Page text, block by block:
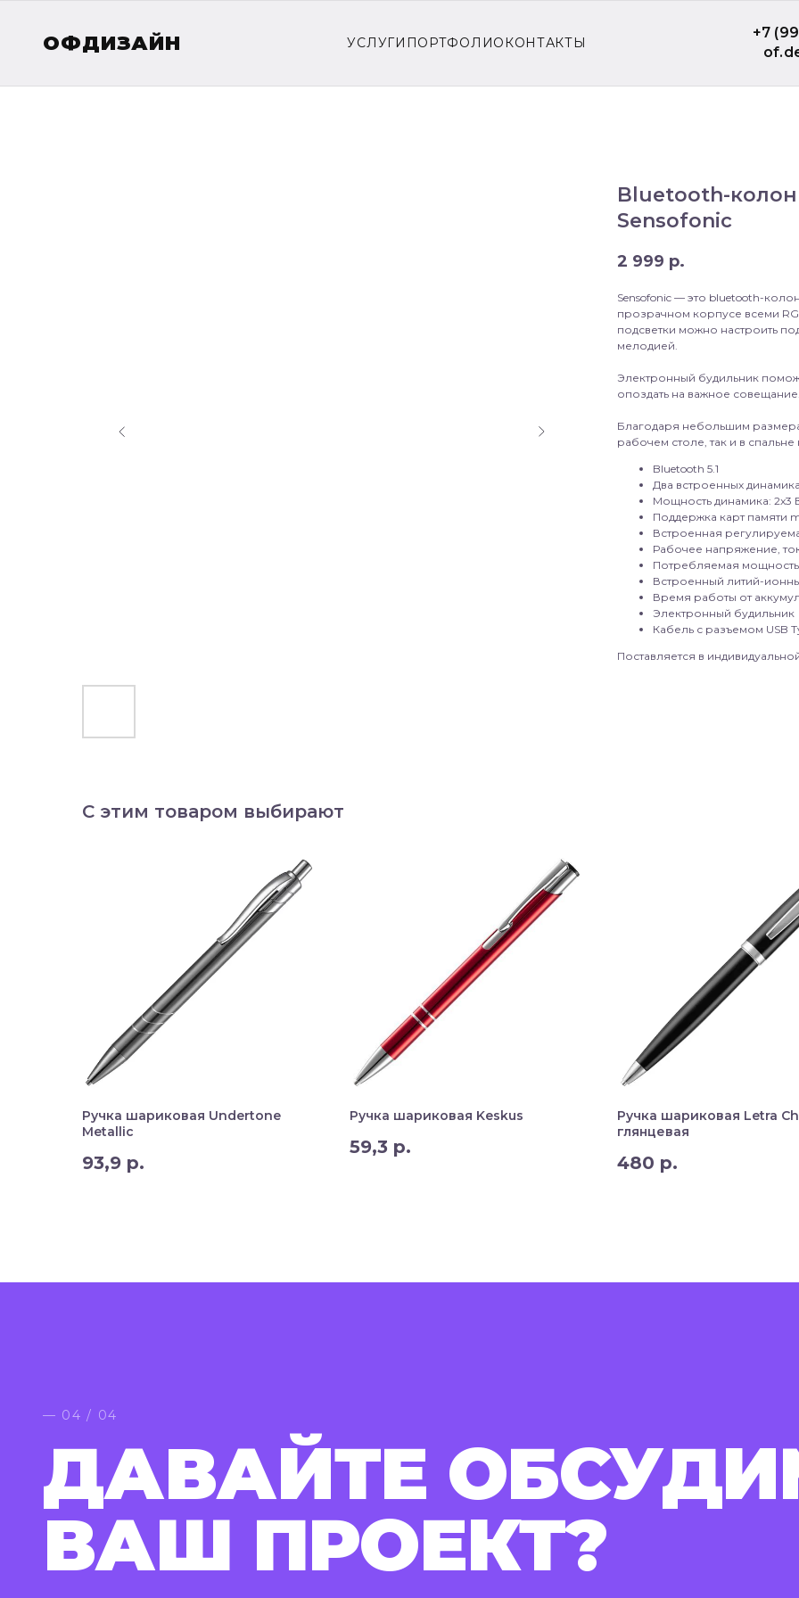
ОФДИЗАЙН УСЛУГИ ПОРТФОЛИО КОНТАКТЫ
+7
Bluetooth-
Sensofonic
2 999 р.
Sensofonic — это bluetooth-
прозрачном корпусе всеми
подсветки можно настроить
мелодией.
Электронный будильник
опоздать на важное
Благодаря небольшим
рабочем столе, так и в
Bluetooth 5.1
Два встроенных
Мощность динамика: 2x3
Поддержка карт памяти
Встроенная
Рабочее напряжение,
Потребляемая
Встроенный литий-
Время работы от
Электронный будильник
Кабель с разъемом USB
Поставляется в
С этим товаром выбирают
Ручка шариковая Undertone
Metallic
93,9 р.
Ручка шариковая Keskus
59,3 р.
Ручка шариковая Letra
глянцевая
480 р.
— 04 / 04
ДАВАЙТЕ
ВАШ ПРОЕКТ?